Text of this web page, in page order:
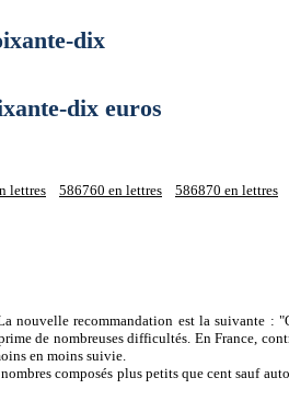
dix
dix euros
lettres 586760 en lettres
586870 en lettres
nouvelle recommandation est la suivante :
de nombreuses difficultés. En France,
en moins suivie.
composés plus petits que cent sauf